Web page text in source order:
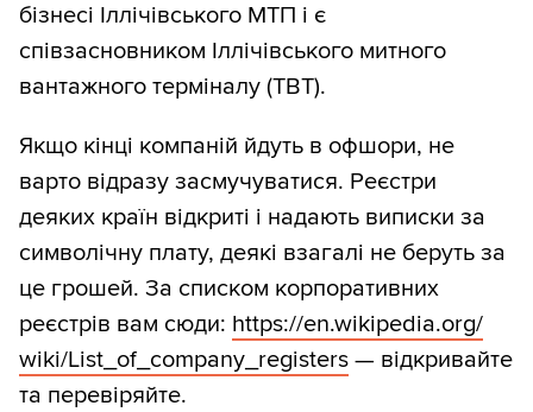
бізнесі Іллічівського МТП і є
співзасновником Іллічівського митного
вантажного терміналу (ТВТ).
Якщо кінці компаній йдуть в офшори, не
варто відразу засмучуватися. Реєстри
деяких країн відкриті і надають виписки за
символічну плату, деякі взагалі не беруть за
це грошей. За списком корпоративних
реєстрів вам сюди: https://en.wikipedia.org/
wiki/List_of_company_registers — відкривайте
та перевіряйте.